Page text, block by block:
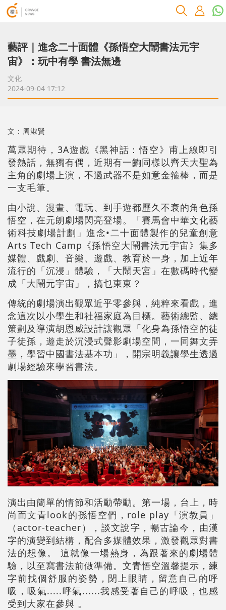
藝評｜進念二十面體《孫悟空大鬧書法元宇
宙》：玩中有學 書法無邊
文化
2024-09-04 17:12
文：周淑賢
萬眾期待，3A遊戲《黑神話：悟空》甫上線即引
發熱話，無獨有偶，近期有一齣同樣以齊天大聖為
主角的劇場上演，不過武器不是如意金箍棒，而是
一支毛筆。
由小說、漫畫、電玩、到手遊都歷久不衰的角色孫
悟空，在元朗劇場閃亮登場。「賽馬會中華文化藝
術科技劇場計劃」進念•二十面體製作的兒童創意
Arts Tech Camp《孫悟空大鬧書法元宇宙》集多
媒體、戲劇、音樂、遊戲、教育於一身，加上近年
流行的「沉浸」體驗，「大鬧天宮」在數碼時代變
成「大鬧元宇宙」，搞乜東東？
傳統的劇場演出觀眾近乎零參與，純粹來看戲，進
念這次以小學生和社福家庭為目標。藝術總監、總
策劃及導演胡恩威設計讓觀眾「化身為孫悟空的徒
子徒孫，遊走於沉浸式聲影劇場空間，一同舞文弄
墨，學習中國書法基本功」，開宗明義讓學生透過
劇場經驗來學習書法。
演出由簡單的情節和活動帶動。第一場，台上，時
尚而文青look的孫悟空們，role play「演教員」
（actor-teacher），談文說字，暢古論今，由漢
字的演變到結構，配合多媒體效果，激發觀眾對書
法的想像。 這就像一場熱身，為跟著來的劇場體
驗，以至寫書法前做準備。文青悟空溫馨提示，練
字前找個舒服的姿勢，閉上眼睛，留意自己的呼
吸，吸氣.....呼氣......我感受著自己的呼吸，也感
受到大家在參與 。